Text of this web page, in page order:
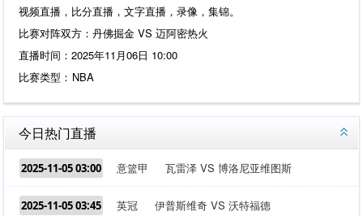
视频直播，比分直播，文字直播，录像，集锦。
比赛对阵双方：丹佛掘金 VS 迈阿密热火
直播时间：2025年11月06日 10:00
比赛类型： NBA
今日热门直播
2025-11-05 03:00 意篮甲 瓦雷泽 VS 博洛尼亚维图斯
2025-11-05 03:45 英冠 伊普斯维奇 VS 沃特福德